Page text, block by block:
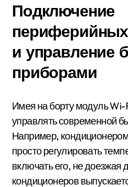
Подключение
и управление
приборами
Имея на борту модуль
управлять современной
Например,
просто регулировать
включать его, не
кондиционеров